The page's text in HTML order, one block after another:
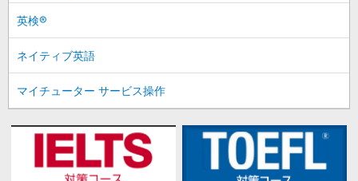
英検®
ネイティブ英語
マイチューター サービス操作